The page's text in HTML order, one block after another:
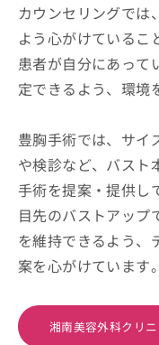
カウンセリングでは
よう心がけているこ
患者が自分にあって
定できるよう、環境
豊胸手術では、サイ
や検診など、バスト
手術を提案・提供し
目先のバストアップ
を維持できるよう、
案を心がけています。
湘南美容外科クリ